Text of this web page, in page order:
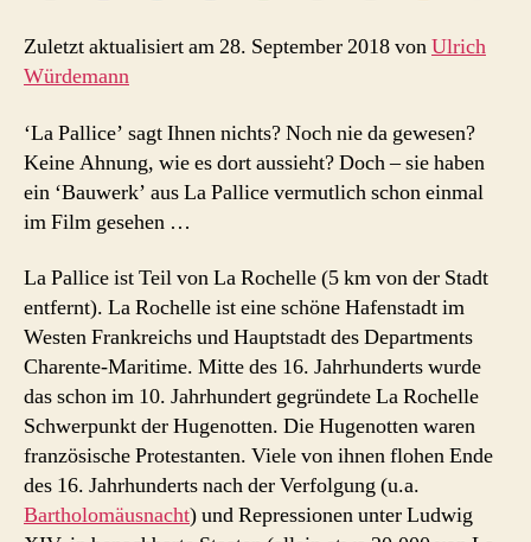
Zuletzt aktualisiert am 28. September 2018 vonUlrich
Würdemann
‘La Pallice’ sagt Ihnen nichts? Noch nie da gewesen?
Keine Ahnung, wie es dort aussieht? Doch – sie haben
ein ‘Bauwerk’ aus La Pallice vermutlich schon einmal
im Film gesehen …
La Pallice ist Teil von La Rochelle (5 km von der Stadt
entfernt). La Rochelle ist eine schöne Hafenstadt im
Westen Frankreichs und Hauptstadt des Departments
Charente-Maritime. Mitte des 16. Jahrhunderts wurde
das schon im 10. Jahrhundert gegründete La Rochelle
Schwerpunkt der Hugenotten. Die Hugenotten waren
französische Protestanten. Viele von ihnen flohen Ende
des 16. Jahrhunderts nach der Verfolgung (u.a.
Bartholomäusnacht) und Repressionen unter Ludwig